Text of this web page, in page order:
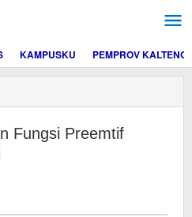
KAMPUSKU PEMPROV KALTENG
Fungsi Preemtif